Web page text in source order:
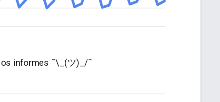
informes ¯\_(ツ)_/¯